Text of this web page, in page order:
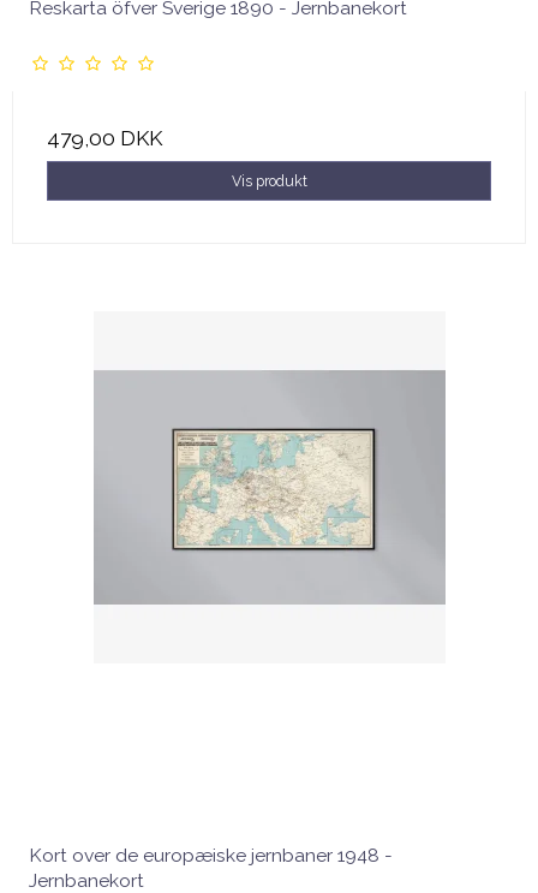
Reskarta öfver Sverige 1890 - Jernbanekort
479,00 DKK
Vis produkt
Kort over de europæiske jernbaner 1948 -
Jernbanekort